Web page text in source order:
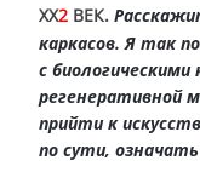
XX2 ВЕК.
каркасов. Я так
с
регенеративной
прийти к
по сути,